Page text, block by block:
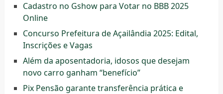
Cadastro no Gshow para Votar no BBB 2025
Online
Concurso Prefeitura de Açailândia 2025: Edital,
Inscrições e Vagas
Além da aposentadoria, idosos que desejam
novo carro ganham “benefício”
Pix Pensão garante transferência prática e